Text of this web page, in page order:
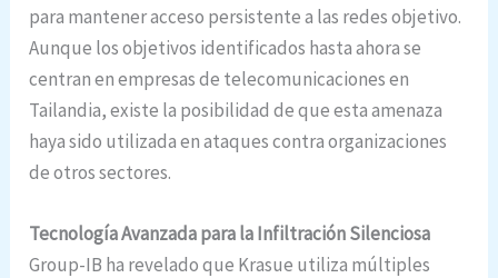
para mantener acceso persistente a las redes objetivo.
Aunque los objetivos identificados hasta ahora se
centran en empresas de telecomunicaciones en
Tailandia, existe la posibilidad de que esta amenaza
haya sido utilizada en ataques contra organizaciones
de otros sectores.
Tecnología Avanzada para la Infiltración Silenciosa
Group-IB ha revelado que Krasue utiliza múltiples